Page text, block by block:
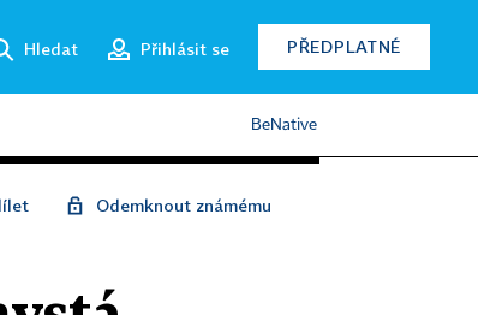
Hledat Přihlásit se PŘEDPLATNÉ
BeNative
Odemknout známému